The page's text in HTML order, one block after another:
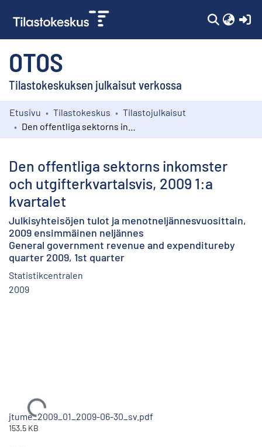
OTOS
Tilastokeskuksen julkaisut verkossa
Kokoelmat
Etusivu Tilastokeskus
Tilastojulkaisut
Den offentliga sektorns inkomster
och utgifterkvartalsvis, 2009 1:a
kvartalet
Julkisyhteisöjen tulot ja menotneljännesvuosittain,
2009 ensimmäinen neljännes
General government revenue and expenditureby
quarter 2009, 1st quarter
Statistikcentralen
2009
Ladataan...
jtume_2009_01_2009-06-30_sv.pdf
153.5 KB